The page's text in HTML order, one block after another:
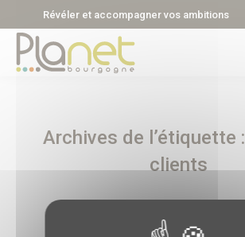
Révéler et accompagner vos ambitions
Archives de l’étiquette :
clients